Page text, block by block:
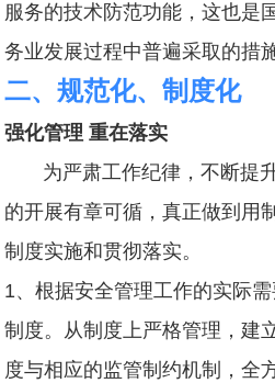
服务的技术防范功能，这也是
务业发展过程中普遍采取的措施
二、规范化、制度化
强化管理 重在落实
为严肃工作纪律，不断提
的开展有章可循，真正做到用
制度实施和贯彻落实。
1、根据安全管理工作的实际
制度。从制度上严格管理，建
度与相应的监管制约机制，全